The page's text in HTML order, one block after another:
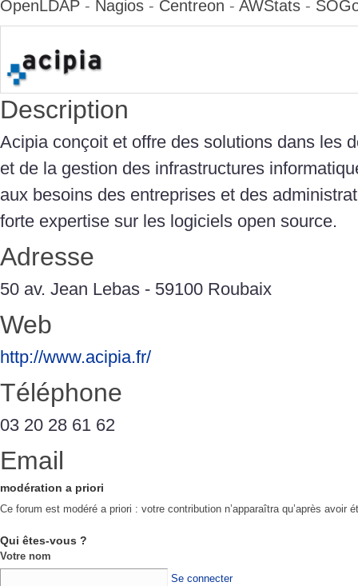
OpenLDAP - Nagios - Centreon - AWStats -
Description
Acipia conçoit et offre des solutions dans les
et de la gestion des infrastructures
aux besoins des entreprises et des
forte expertise sur les logiciels open source.
Adresse
50 av. Jean Lebas - 59100 Roubaix
Web
http://www.acipia.fr/
Téléphone
03 20 28 61 62
Email
modération a priori
Ce forum est modéré a priori : votre contribution n’apparaîtra qu’après avoir
Qui êtes-vous ?
Votre nom
Se connecter